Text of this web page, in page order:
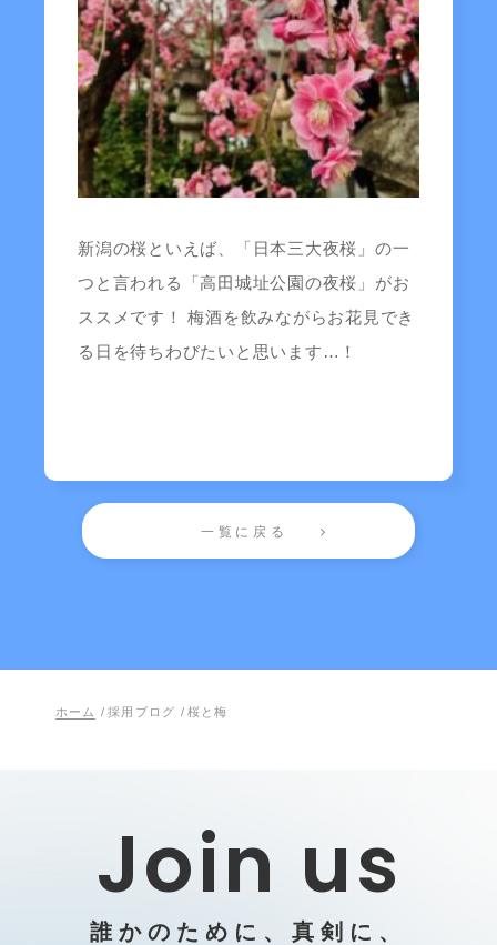
新潟の桜といえば、「日本三大夜桜」の一
つと言われる「高田城址公園の夜桜」がお
ススメです！ 梅酒を飲みながらお花見でき
る日を待ちわびたいと思います…！
一覧に戻る
ホーム / 採用ブログ / 桜と梅
Join us
誰かのために、真剣に、